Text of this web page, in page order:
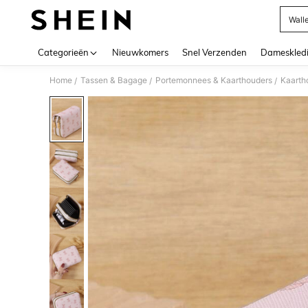
Categorieën Nieuwkomers Snel Verzenden
Home / Tassen & Bagage / Portemonnees & Kaarthouders /